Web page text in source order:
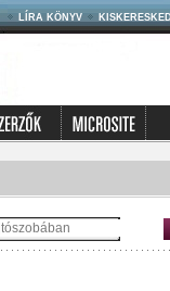
LÍRA KÖNYV